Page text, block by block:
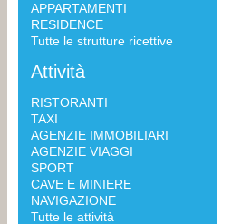
APPARTAMENTI
RESIDENCE
Tutte le strutture ricettive
Attività
RISTORANTI
TAXI
AGENZIE IMMOBILIARI
AGENZIE VIAGGI
SPORT
CAVE E MINIERE
NAVIGAZIONE
Tutte le attività